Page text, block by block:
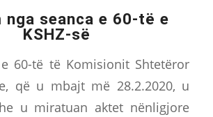
nga seanca e 60-të e
KSHZ-së
60-të të Komisionit Shtetëror
që u mbajt më 28.2.2020, u
u miratuan aktet nënligjore